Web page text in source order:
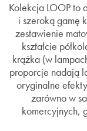
Kolekcja LOOP to
i szeroką gamę
zestawienie
kształcie
krążka (w
proporcje nadają
oryginalne
zarówno w
komercyjnych,